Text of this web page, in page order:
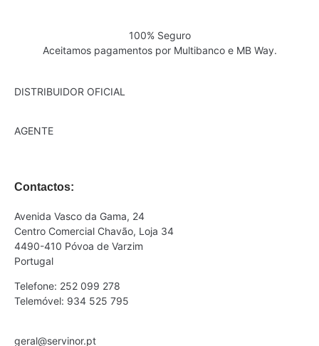
100% Seguro
Aceitamos pagamentos por Multibanco e MB Way.
DISTRIBUIDOR OFICIAL
AGENTE
Contactos:
Avenida Vasco da Gama, 24
Centro Comercial Chavão, Loja 34
4490-410 Póvoa de Varzim
Portugal
Telefone: 252 099 278
Telemóvel: 934 525 795
geral@servinor.pt